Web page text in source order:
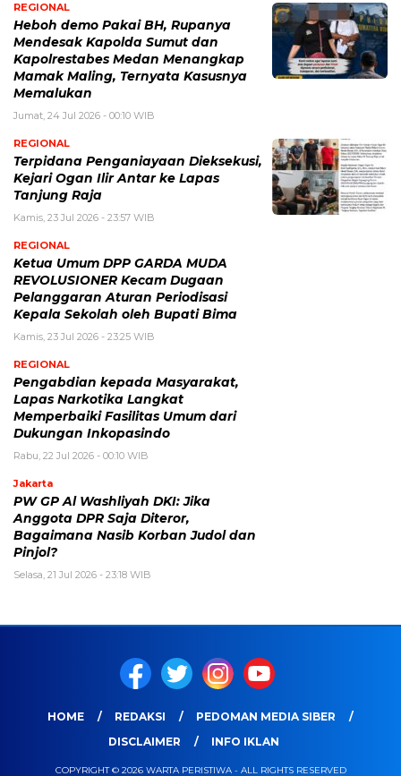
REGIONAL
Heboh demo Pakai BH, Rupanya
Mendesak Kapolda Sumut dan
Kapolrestabes Medan Menangkap
Mamak Maling, Ternyata Kasusnya
Memalukan
Jumat, 24 Jul 2026 - 00:10 WIB
REGIONAL
Terpidana Penganiayaan Dieksekusi,
Kejari Ogan Ilir Antar ke Lapas
Tanjung Raja
Kamis, 23 Jul 2026 - 23:57 WIB
REGIONAL
Ketua Umum DPP GARDA MUDA
REVOLUSIONER Kecam Dugaan
Pelanggaran Aturan Periodisasi
Kepala Sekolah oleh Bupati Bima
Kamis, 23 Jul 2026 - 23:25 WIB
REGIONAL
Pengabdian kepada Masyarakat,
Lapas Narkotika Langkat
Memperbaiki Fasilitas Umum dari
Dukungan Inkopasindo
Rabu, 22 Jul 2026 - 00:10 WIB
Jakarta
PW GP Al Washliyah DKI: Jika
Anggota DPR Saja Diteror,
Bagaimana Nasib Korban Judol dan
Pinjol?
Selasa, 21 Jul 2026 - 23:18 WIB
HOME REDAKSI
PEDOMAN MEDIA SIBER
DISCLAIMER
INFO IKLAN
COPYRIGHT © 2026 WARTA PERISTIWA - ALL RIGHTS RESERVED